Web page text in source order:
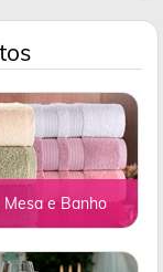
Mesa e Banho